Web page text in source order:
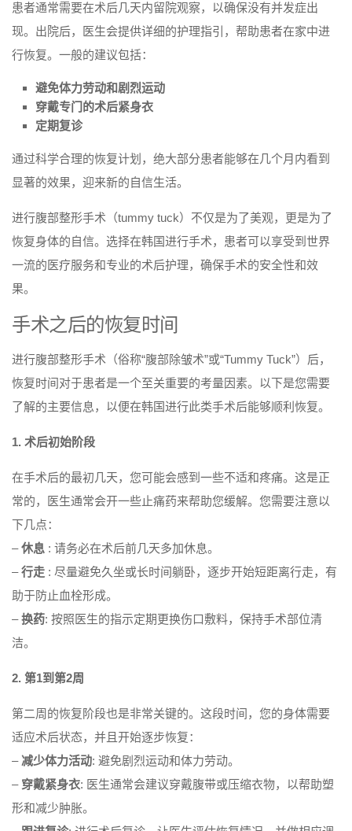
患者通常需要在术后几天内留院观察，以确保没有并发症出
现。出院后，医生会提供详细的护理指引，帮助患者在家中进
行恢复。一般的建议包括：
避免体力劳动和剧烈运动
穿戴专门的术后紧身衣
定期复诊
通过科学合理的恢复计划，绝大部分患者能够在几个月内看到
显著的效果，迎来新的自信生活。
进行腹部整形手术（tummy tuck）不仅是为了美观，更是为了
恢复身体的自信。选择在韩国进行手术，患者可以享受到世界
一流的医疗服务和专业的术后护理，确保手术的安全性和效
果。
手术之后的恢复时间
进行腹部整形手术（俗称“腹部除皱术”或“Tummy Tuck”）后，
恢复时间对于患者是一个至关重要的考量因素。以下是您需要
了解的主要信息，以便在韩国进行此类手术后能够顺利恢复。
1. 术后初始阶段
在手术后的最初几天，您可能会感到一些不适和疼痛。这是正
常的，医生通常会开一些止痛药来帮助您缓解。您需要注意以
下几点：
–休息 : 请务必在术后前几天多加休息。
–行走 : 尽量避免久坐或长时间躺卧，逐步开始短距离行走，有
助于防止血栓形成。
–换药: 按照医生的指示定期更换伤口敷料，保持手术部位清
洁。
2. 第1到第2周
第二周的恢复阶段也是非常关键的。这段时间，您的身体需要
适应术后状态，并且开始逐步恢复：
– 减少体力活动: 避免剧烈运动和体力劳动。
– 穿戴紧身衣: 医生通常会建议穿戴腹带或压缩衣物，以帮助塑
形和减少肿胀。